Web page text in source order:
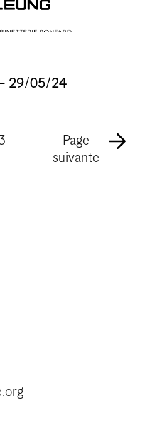
29/05/24
Page
suivante